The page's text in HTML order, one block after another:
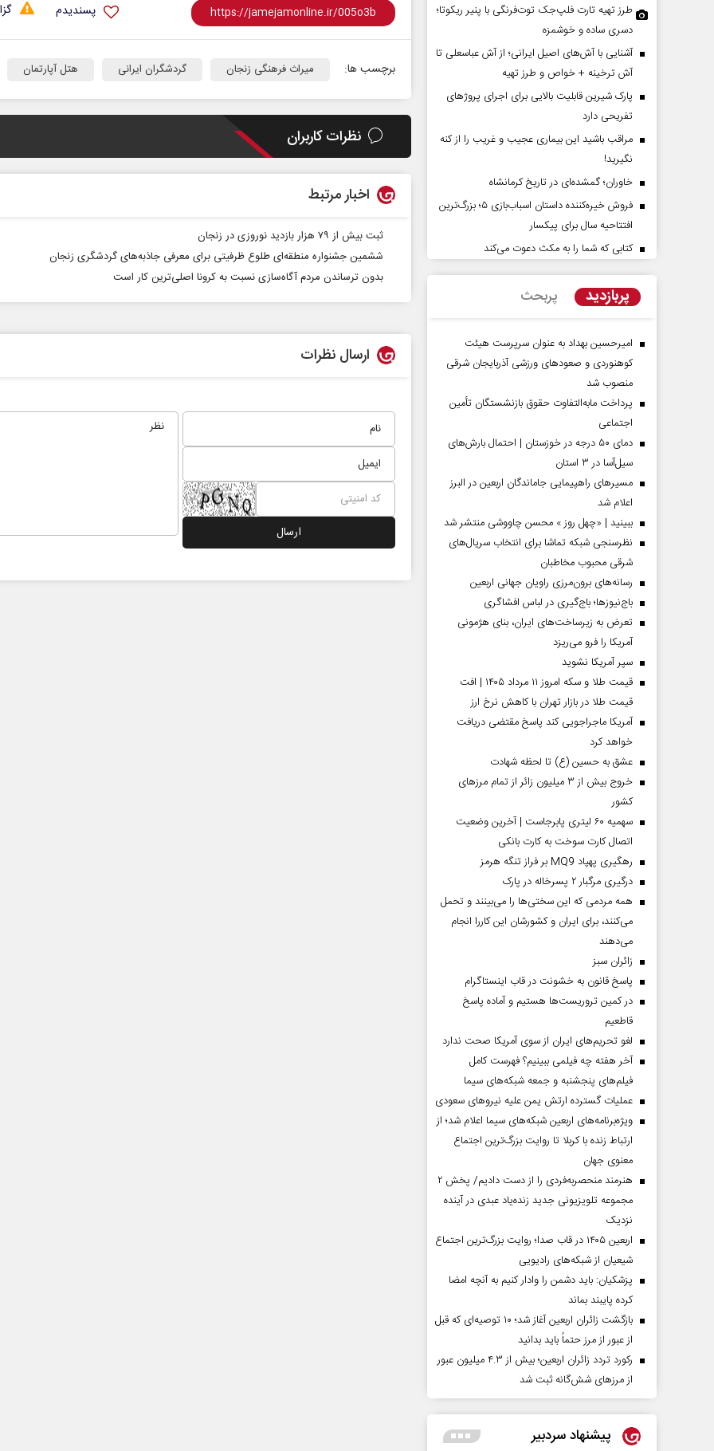
پسندیدم
برچسب ها: میراث فرهنگی زنجان گردشگران ایرانی هتل آپارتمان
نظرات کاربران
اخبار مرتبط
ثبت بیش از ۷۹ هزار بازدید نوروزی در زنجان
ششمین جشنواره منطقه‌ای طلوع ظرفیتی برای معرفی جاذبه‌های گردشگری زنجان
بدون ترساندن مردم آگاه‌سازی نسبت به کرونا اصلی‌ترین کار است
ارسال نظرات
طرز تهیه تارت فلپ‌جک توت‌فرنگی با پنیر ریکوتا؛
دسری ساده و خوشمزه
آشنایی با آش‌های اصیل ایرانی؛ از آش عباسعلی تا
آش ترخینه + خواص و طرز تهیه
پارک شیرین قابلیت‌ بالایی برای اجرای پروژهای
تفریحی دارد
مراقب باشید این بیماری عجیب و غریب را از کنه
نگیرید!
خاوران؛ گمشده‌ای در تاریخ کرمانشاه
فروش خیره‌کننده داستان اسباب‌بازی ۵؛ بزرگ‌ترین
افتتاحیه سال برای پیکسار
کتابی که شما را به مکث دعوت می‌کند
پربازدید پربحث
امیرحسین بهداد به عنوان سرپرست هیئت
کوهنوردی و صعودهای ورزشی آذربایجان شرقی
منصوب شد
پرداخت مابه‌التفاوت حقوق بازنشستگان تأمین
اجتماعی
دمای ۵۰ درجه در خوزستان | احتمال بارش‌های
سیل‌آسا در ۳ استان
مسیر‌های راهپیمایی جاماندگان اربعین در البرز
اعلام شد
ببینید | «چهل روز » محسن چاووشی منتشر شد
نظرسنجی شبکه تماشا برای انتخاب سریال‌های
شرقی محبوب مخاطبان
رسانه‌های برون‌مرزی راویان جهانی اربعین
باج‌نیوزها؛ باج‌گیری در لباس افشاگری
تعرض به زیرساخت‌های ایران، بنای هژمونی
آمریکا را فرو می‌ریزد
سپر آمریکا نشوید
قیمت طلا و سکه امروز ۱۱ مرداد ۱۴۰۵ | افت
قیمت طلا در بازار تهران با کاهش نرخ ارز
آمریکا ماجراجویی کند پاسخ مقتضی دریافت
خواهد کرد
عشق به حسین (ع) تا لحظه شهادت
خروج بیش از ۳ میلیون زائر از تمام مرز‌های
کشور
سهمیه ۶۰ لیتری پابرجاست | آخرین وضعیت
اتصال کارت سوخت به کارت بانکی
رهگیری پهپاد MQ9 بر فراز تنگه هرمز
درگیری مرگبار ۲ پسرخاله در پارک
همه مردمی که این سختی‌ها را می‌بینند و تحمل
می‌کنند، برای ایران و کشورشان این کاررا انجام
می‌دهند
‌زائران سبز
پاسخ قانون به خشونت در قاب اینستاگرام
در کمین تروریست‌ها هستیم و آماده پاسخ
قاطعیم
لغو تحریم‌های ایران از سوی آمریکا صحت ندارد
آخر هفته چه فیلمی ببینیم؟ فهرست کامل
فیلم‌های پنجشنبه و جمعه شبکه‌های سیما
عملیات گسترده ارتش یمن علیه نیروهای سعودی
ویژه‌برنامه‌های اربعین شبکه‌های سیما اعلام شد؛ از
ارتباط زنده با کربلا تا روایت بزرگ‌ترین اجتماع
معنوی جهان
هنرمند منحصر‌به‌فردی را از دست دادیم/ پخش ۲
مجموعه تلویزیونی جدید زنده‌یاد عبدی در آینده
نزدیک
اربعین ۱۴۰۵ در قاب صدا؛ روایت بزرگ‌ترین اجتماع
شیعیان از شبکه‌های رادیویی
پزشکیان: باید دشمن را وادار کنیم به آنچه امضا
کرده پایبند بماند
بازگشت زائران اربعین آغاز شد؛ ۱۰ توصیه‌ای که قبل
از عبور از مرز حتماً باید بدانید
رکورد تردد زائران اربعین؛ بیش از ۴.۳ میلیون عبور
از مرزهای شش‌گانه ثبت شد
پیشنهاد سردبیر
روز روایتگران حقیقت
دکتر حسین قرایی - مدیر کل روابط عمومی
رسانه ملی
ادامه جنگ برای آمریکا یعنی
دکتر محمد باقر خرمشاد - استاد دانشگاه دکتر مراد عنادی - کارشناس ارشد
صفحات نخست‌روزنامه‌ها‌ی‌چهارشنبه‌۷‌مردادماه